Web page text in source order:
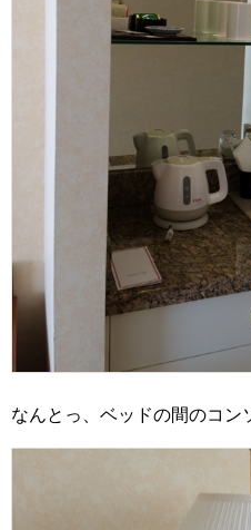
なんとっ、ベッドの間のコン